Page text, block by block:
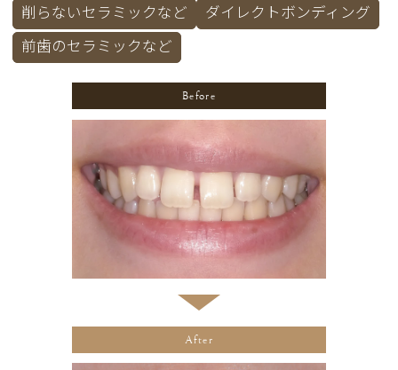
削らないセラミックなど
ダイレクトボンディング
前歯のセラミックなど
Before
After